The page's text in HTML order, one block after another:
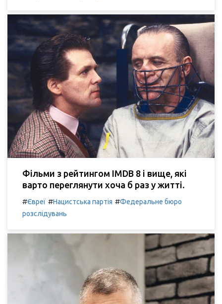
Фільми з рейтингом IMDB 8 і вище, які
варто переглянути хоча б раз у житті.
#Євреї #Нацистська партія #Федеральне бюро
розслідувань